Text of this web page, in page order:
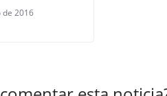
de 2016